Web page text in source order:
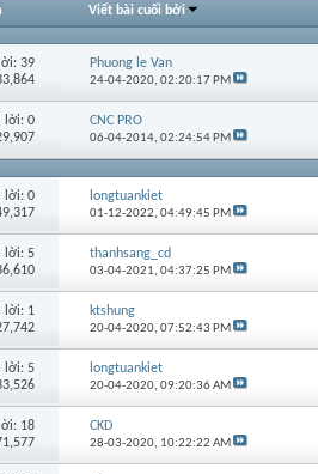
Viết bài cuối bởi
39
Phuong le Van
24-04-2020,02:20:17 PM
lời: 0
CNC PRO
06-04-2014,02:24:54 PM
lời: 0
longtuankiet
01-12-2022,04:49:45 PM
lời: 5
thanhsang_cd
03-04-2021,04:37:25 PM
lời: 1
ktshung
20-04-2020,07:52:43 PM
lời: 5
longtuankiet
20-04-2020,09:20:36 AM
18
CKD
28-03-2020, 10:22:22 AM